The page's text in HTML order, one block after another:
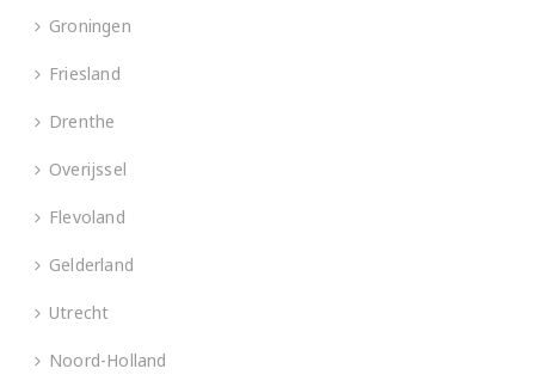
Groningen
Friesland
Drenthe
Overijssel
Flevoland
Gelderland
Utrecht
Noord-Holland